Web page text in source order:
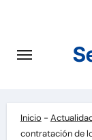
contenido
Inicio -
contratación de